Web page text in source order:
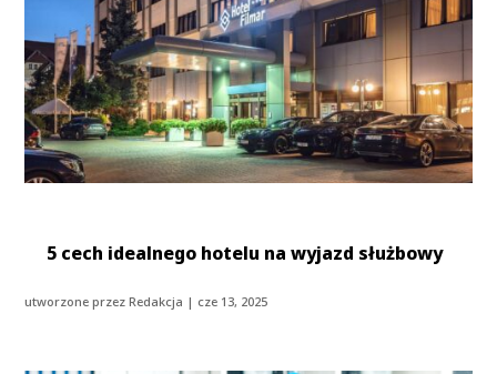
5 cech idealnego hotelu na wyjazd służbowy
utworzone przezRedakcja | cze 13, 2025